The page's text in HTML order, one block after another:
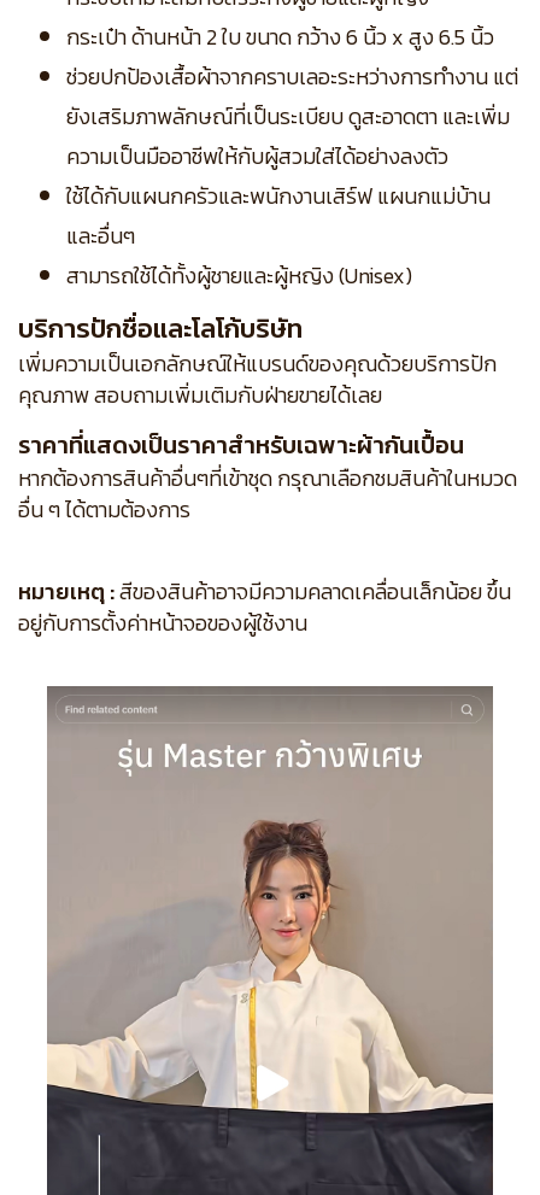
กระเป๋า ด้านหน้า 2 ใบ ขนาด กว้าง 6 นิ้ว x สูง 6.5 นิ้ว
ช่วยปกป้องเสื้อผ้าจากคราบเลอะระหว่างการทำงาน แต่
ยังเสริมภาพลักษณ์ที่เป็นระเบียบ ดูสะอาดตา และเพิ่ม
ความเป็นมืออาชีพให้กับผู้สวมใส่ได้อย่างลงตัว
ใช้ได้กับแผนกครัวและพนักงานเสิร์ฟ แผนกแม่บ้าน
และอื่นๆ
สามารถใช้ได้ทั้งผู้ชายและผู้หญิง (Unisex)
บริการปักชื่อและโลโก้บริษัท
เพิ่มความเป็นเอกลักษณ์ให้แบรนด์ของคุณด้วยบริการปัก
คุณภาพ สอบถามเพิ่มเติมกับฝ่ายขายได้เลย
ราคาที่แสดงเป็นราคาสำหรับเฉพาะผ้ากันเปื้อน
หากต้องการสินค้าอื่นๆที่เข้าชุด กรุณาเลือกชมสินค้าในหมวด
อื่น ๆ ได้ตามต้องการ
หมายเหตุ :สีของสินค้าอาจมีความคลาดเคลื่อนเล็กน้อย ขึ้น
อยู่กับการตั้งค่าหน้าจอของผู้ใช้งาน